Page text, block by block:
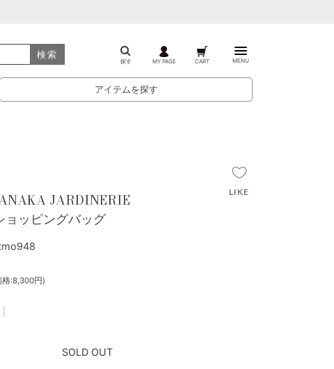
検索
探す MY PAGE CART MENU
アイテムを探す
JARDINERIE
ッピングバッグ
格:8,300円)
]
SOLD OUT